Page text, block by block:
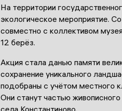
На территории
экологическое мероприятие.
совместно с коллективом
12 берёз.
Акция стала данью памяти
сохранение уникального
подобраны с учётом местного
Они станут частью